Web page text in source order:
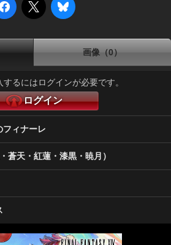
画像（0）
するにはログインが必要です。
ログイン
フィナーレ
蒼天・紅蓮・漆黒・暁月）